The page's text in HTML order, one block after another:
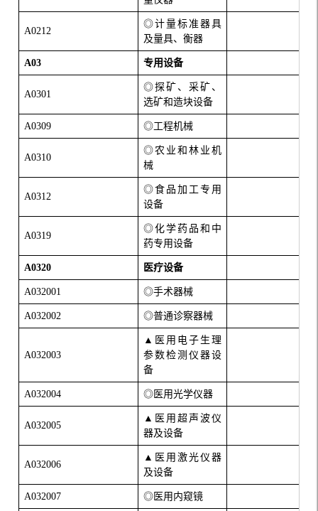
A0212
◎计量标准器具
及量具、衡器
A03 专用设备
A0301
◎探矿、采矿、
选矿和造块设备
A0309 ◎工程机械
A0310
◎农业和林业机
械
A0312
◎食品加工专用
设备
A0319
◎化学药品和中
药专用设备
A0320 医疗设备
A032001 ◎手术器械
A032002 ◎普通诊察器械
A032003
▲医用电子生理
参数检测仪器设
备
A032004 ◎医用光学仪器
A032005
▲医用超声波仪
器及设备
A032006
▲医用激光仪器
及设备
A032007 ◎医用内窥镜